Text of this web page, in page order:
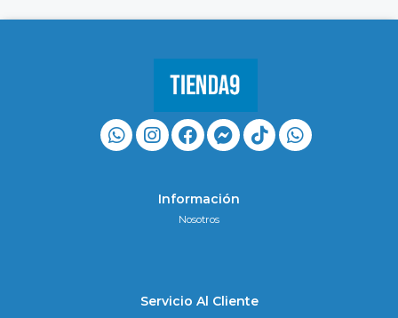
Información
Nosotros
Servicio Al Cliente